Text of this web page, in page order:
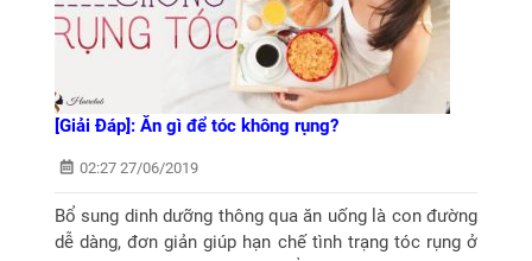
[Giải Đáp]: Ăn gì để tóc không rụng?
02:27 27/06/2019
Bổ sung dinh dưỡng thông qua ăn uống là con đường
dễ dàng, đơn giản giúp hạn chế tình trạng tóc rụng ở